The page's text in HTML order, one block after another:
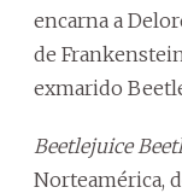
encarna a
de
exmarido
Beetlejuice
Norteamérica,